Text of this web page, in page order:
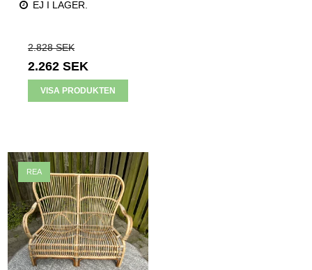
EJ I LAGER.
2.828 SEK
2.262 SEK
VISA PRODUKTEN
REA